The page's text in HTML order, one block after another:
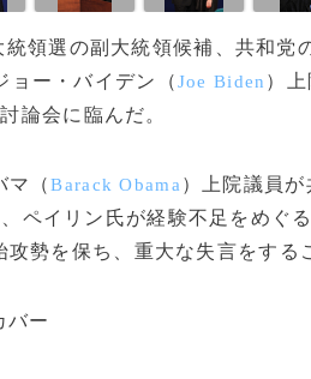
領選の副大統領候補、共和党
ョー・バイデン（Joe Biden ）
論会に臨んだ。
マ（Barack Obama ）上院議員
ペイリン氏が経験不足をめぐ
勢を保ち、重大な失言をする
バー